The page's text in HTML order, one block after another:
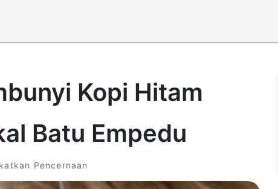
Kopi Hitam
Batu Empedu
Pencernaan